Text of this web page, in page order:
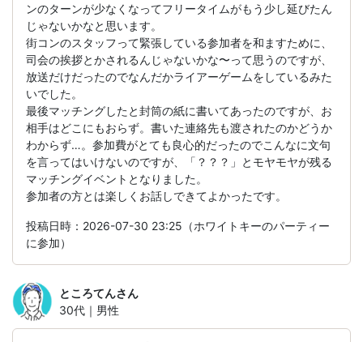
ンのターンが少なくなってフリータイムがもう少し延びたん
じゃないかなと思います。
街コンのスタッフって緊張している参加者を和ますために、
司会の挨拶とかされるんじゃないかな〜って思うのですが、
放送だけだったのでなんだかライアーゲームをしているみた
いでした。
最後マッチングしたと封筒の紙に書いてあったのですが、お
相手はどこにもおらず。書いた連絡先も渡されたのかどうか
わからず…。参加費がとても良心的だったのでこんなに文句
を言ってはいけないのですが、「？？？」とモヤモヤが残る
マッチングイベントとなりました。
参加者の方とは楽しくお話しできてよかったです。
投稿日時：2026-07-30 23:25（ホワイトキーのパーティー
に参加）
ところてんさん
30代｜男性